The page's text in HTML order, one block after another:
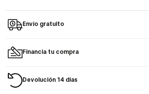
Envío gratuito
Financia tu compra
Devolución 14 días